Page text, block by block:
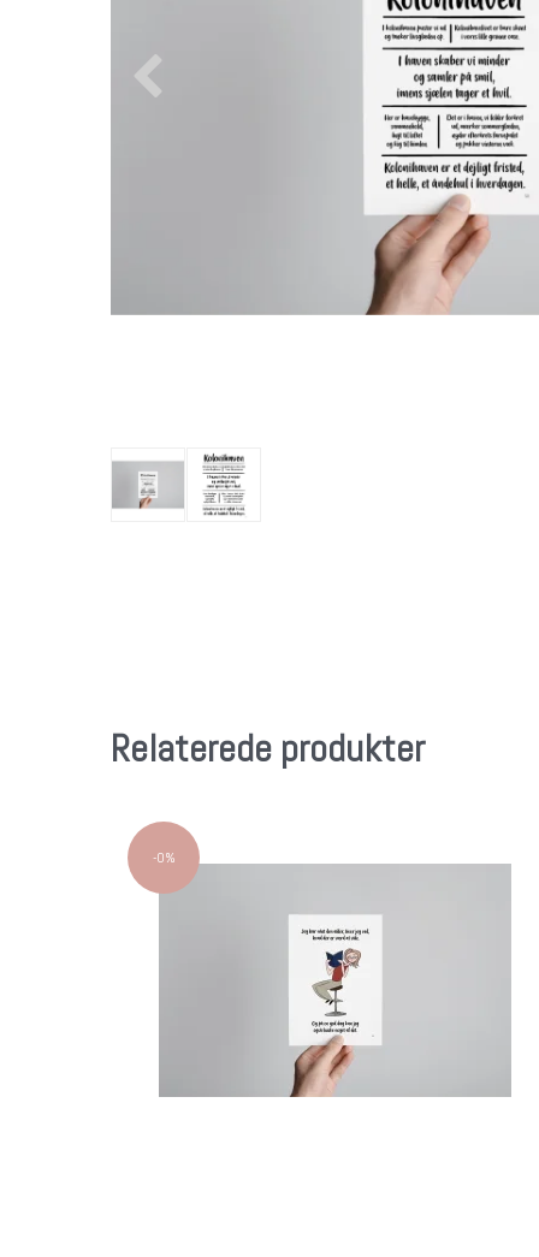
Relaterede produkter
-0%